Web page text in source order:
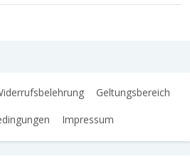
Geltungsbereich
Impressum